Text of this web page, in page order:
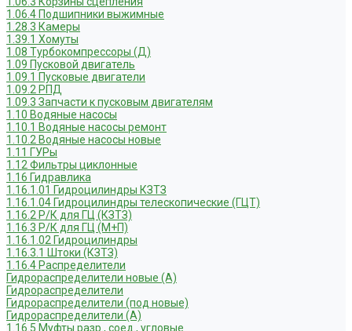
1.06.4 Подшипники выжимные
1.28.3 Камеры
1.39.1 Хомуты
1.08 Турбокомпрессоры (Д)
1.09 Пусковой двигатель
1.09.1 Пусковые двигатели
1.09.2 РПД
1.09.3 Запчасти к пусковым двигателям
1.10 Водяные насосы
1.10.1 Водяные насосы ремонт
1.10.2 Водяные насосы новые
1.11 ГУРы
1.12 Фильтры циклонные
1.16 Гидравлика
1.16.1.01 Гидроцилиндры КЗТЗ
1.16.1.04 Гидроцилиндры телескопические (ГЦТ)
1.16.2 Р/К для ГЦ (КЗТЗ)
1.16.3 Р/К для ГЦ (М+П)
1.16.1.02 Гидроцилиндры
1.16.3.1 Штоки (КЗТЗ)
1.16.4 Распределители
Гидрораспределители новые (А)
Гидрораспределители
Гидрораспределители (под новые)
Гидрораспределители (А)
1.16.5 Муфты разр., соед., угловые